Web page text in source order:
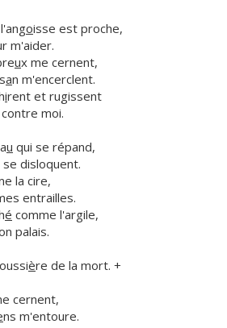
oisse est proche,
m'aider.
ux me cernent,
an m'encerclent.
irent et rugissent
moi.
u qui se répand,
disloquent.
la cire,
entrailles.
é comme l'argile,
palais.
ère de la mort. +
cernent,
ns m'entoure.